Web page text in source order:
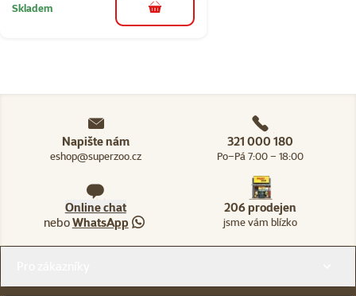
Skladem do košíku
Napište nám
eshop@superzoo.cz
321 000 180
Po–Pá 7:00 – 18:00
Online chat
neboWhatsApp
206 prodejen
jsme vám blízko